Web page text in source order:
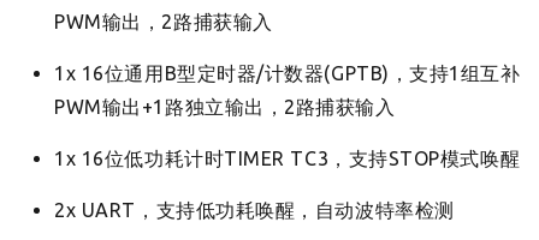
PWM输出，2路捕获输入
1x 16位通用B型定时器/计数器(GPTB)，支持1组互补
PWM输出+1路独立输出，2路捕获输入
1x 16位低功耗计时TIMER TC3，支持STOP模式唤醒
2x UART，支持低功耗唤醒，自动波特率检测